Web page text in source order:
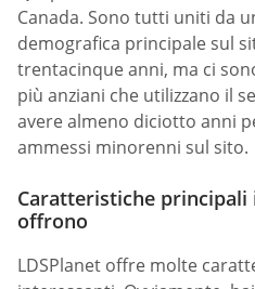
Canada. Sono tutti uniti da
demografica principale sul
trentacinque anni, ma ci
più anziani che utilizzano il
avere almeno diciotto anni
ammessi minorenni sul sito.
Caratteristiche principali
offrono
LDSPlanet offre molte